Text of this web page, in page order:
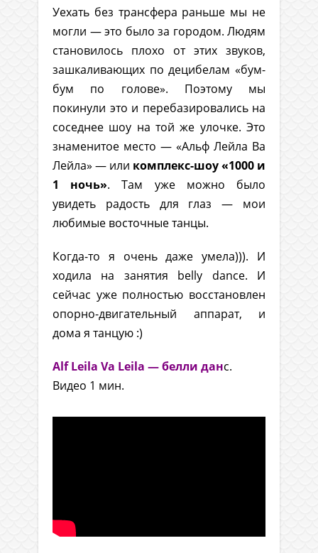
Уехать без трансфера раньше мы не
могли — это было за городом. Людям
становилось плохо от этих звуков,
зашкаливающих по децибелам «бум-
бум по голове». Поэтому мы
покинули это и перебазировались на
соседнее шоу на той же улочке. Это
знаменитое место — «Альф Лейла Ва
Лейла» — или комплекс-шоу «1000 и
1 ночь». Там уже можно было
увидеть радость для глаз — мои
любимые восточные танцы.
Когда-то я очень даже умела))). И
ходила на занятия belly dance. И
сейчас уже полностью восстановлен
опорно-двигательный аппарат, и
дома я танцую :)
Alf Leila Va Leila — белли данс.
Видео 1 мин.